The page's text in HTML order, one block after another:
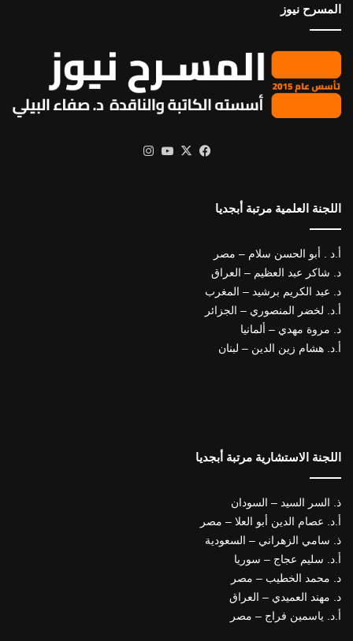
المسرح نيوز
فيسبوك
X يوتيوب
اللجنة العلمية مرتبة أبجديا
أ.د . أبو الحسن سلام – مصر
د. شاكر عبد العظيم – العراق
د. عبد الكريم برشيد – المغرب
أ.د. لخضر المنصوري – الجزائر
د. مروة مهدي – ألمانيا
أ.د. هشام زين الدين – لبنان
اللجنة الاستشارية مرتبة أبجديا
ذ. السر السيد – السودان
أ.د. عصام الدين أبو العلا – مصر
ذ. سامي الزهراني – السعودية
أ.د. سليم عجاج – سوريا
د. محمد الخطيب – مصر
د. مهند العميدي – العراق
أ.د. ياسمين فراج – مصر